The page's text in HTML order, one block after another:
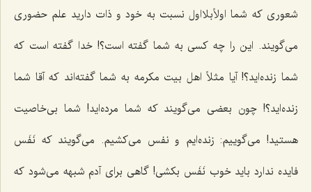
شعوری که شما اولاًبلااول نسبت به خود و ذات دارید علم حضوری
می‌گویند. این را چه کسی به شما گفته است؟! خدا گفته است که
شما زنده‌اید؟! آیا مثلاً اهل بیت مکرمه به شما گفته‌اند که آقا شما
زنده‌اید؟! چون بعضی می‌گویند که شما مرده‌اید! شما بی‌خاصیت
هستید! می‌گوییم: زنده‌ایم و نفس می‌کشیم. می‌گویند که نَفَس
فایده ندارد باید خوب نَفَس بکشی! گاهی برای آدم شبهه می‌شود که